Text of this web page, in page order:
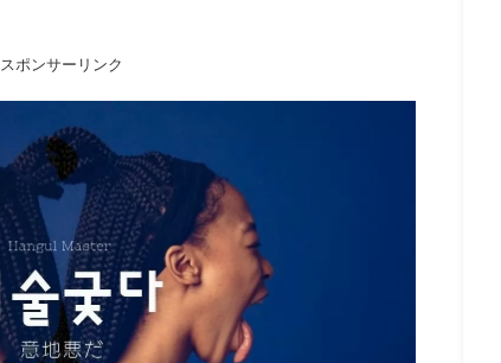
スポンサーリンク